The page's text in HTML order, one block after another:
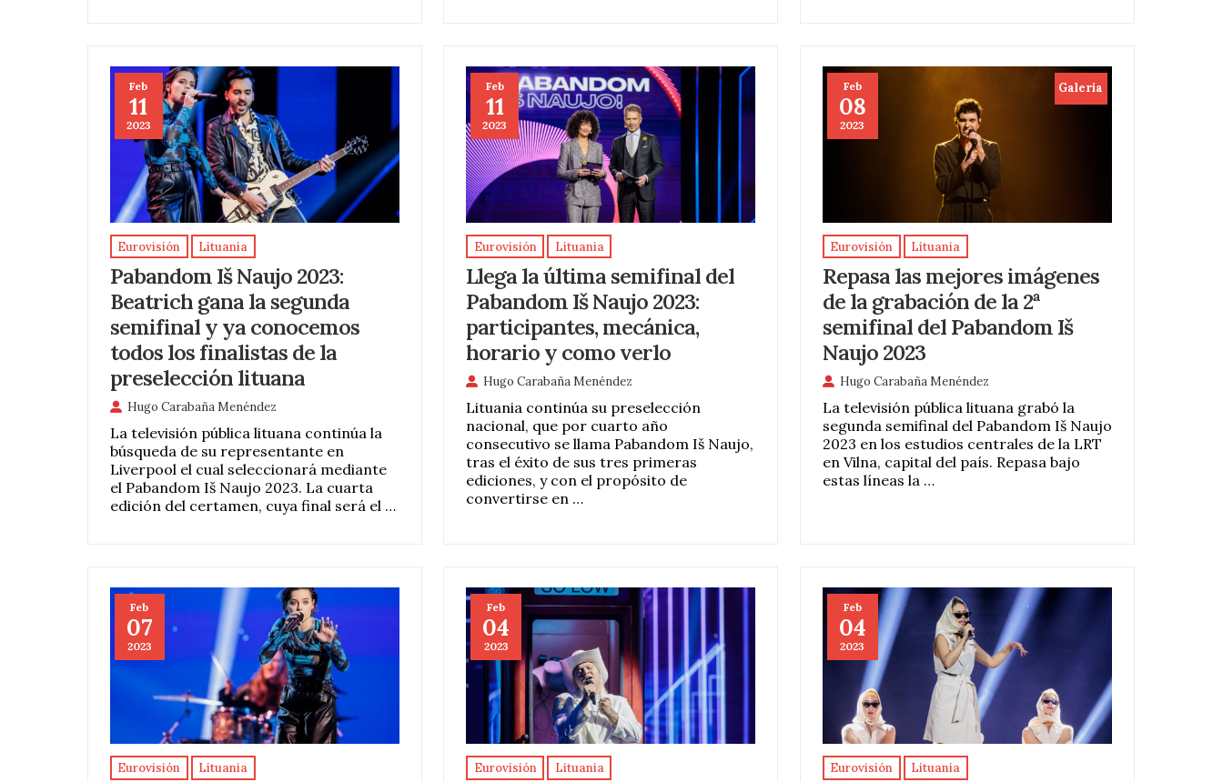
Feb
11
2023
Eurovisión Lituania
Pabandom Iš Naujo 2023:
Beatrich gana la segunda
semifinal y ya conocemos
todos los finalistas de la
preselección lituana
Hugo Carabaña Menéndez
La televisión pública lituana continúa la
búsqueda de su representante en
Liverpool el cual seleccionará mediante
el Pabandom Iš Naujo 2023. La cuarta
edición del certamen, cuya final será el …
Feb
11
2023
Eurovisión Lituania
Llega la última semifinal del
Pabandom Iš Naujo 2023:
participantes, mecánica,
horario y como verlo
Hugo Carabaña Menéndez
Lituania continúa su preselección
nacional, que por cuarto año
consecutivo se llama Pabandom Iš Naujo,
tras el éxito de sus tres primeras
ediciones, y con el propósito de
convertirse en …
Feb
08
2023
Galeria
Eurovisión Lituania
Repasa las mejores imágenes
de la grabación de la 2ª
semifinal del Pabandom Iš
Naujo 2023
Hugo Carabaña Menéndez
La televisión pública lituana grabó la
segunda semifinal del Pabandom Iš Naujo
2023 en los estudios centrales de la LRT
en Vilna, capital del país. Repasa bajo
estas líneas la …
Feb
07
2023
Eurovisión Lituania
Feb
04
2023
Eurovisión Lituania
Feb
04
2023
Eurovisión Lituania